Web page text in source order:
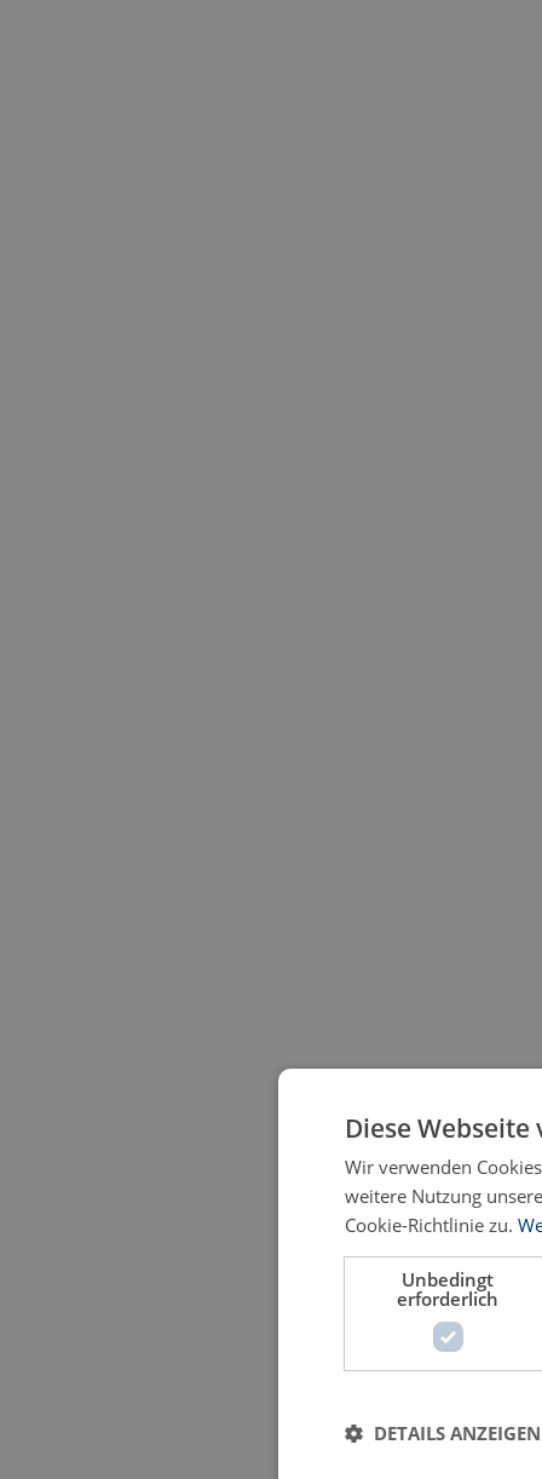
Diese
Wir verwenden
weitere Nutzung
Cookie-Richtlinie zu.
Unbedingt
erforderlich
DETAILS ANZEIGEN